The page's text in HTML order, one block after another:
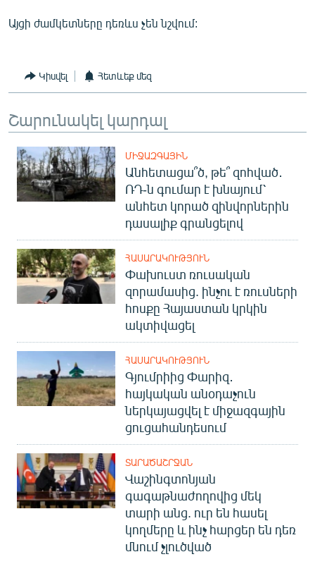
ՀԵՏԵՎԵՔ ՄԵԶ
«Ազատության» բոլոր կայքերը
Այցի ժամկետները դեռևս չեն նշվում:
Կիսվել Հետևեք մեզ
Շարունակել կարդալ
ՄԻՋԱԶԳԱՅԻՆ
Անհետացա՞ծ, թե՞ զոհված․
ՌԴ-ն գումար է խնայում՝
անհետ կորած զինվորներին
դասալիք գրանցելով
ՀԱՍԱՐԱԿՈՒԹՅՈՒՆ
Փախուստ ռուսական
զորամասից. ինչու է ռուսների
հոսքը Հայաստան կրկին
ակտիվացել
ՀԱՍԱՐԱԿՈՒԹՅՈՒՆ
Գյումրիից Փարիզ․
հայկական անօդաչուն
ներկայացվել է միջազգային
ցուցահանդեսում
ՏԱՐԱԾԱՇՐՋԱՆ
Վաշինգտոնյան
գագաթնաժողովից մեկ
տարի անց. ուր են հասել
կողմերը և ինչ հարցեր են դեռ
մնում չլուծված